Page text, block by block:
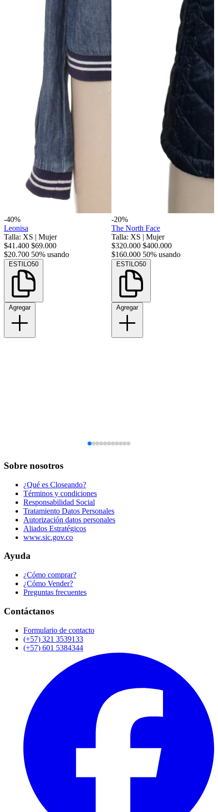
-40%
Leonisa
Talla: XS | Mujer
$41.400 $69.000
$20.700 50% usando
ESTILO50
Agregar
-20%
The North Face
Talla: XS | Mujer
$320.000 $400.000
$160.000 50% usando
ESTILO50
Agregar
Sobre nosotros
¿Qué es Closeando?
Términos y condiciones
Responsabilidad Social
Tratamiento Datos Personales
Autorización datos personales
Aliados Estratégicos
www.sic.gov.co
Ayuda
¿Cómo comprar?
¿Cómo Vender?
Preguntas frecuentes
Contáctanos
Formulario de contacto
(+57) 321 3539133
(+57) 601 5384344